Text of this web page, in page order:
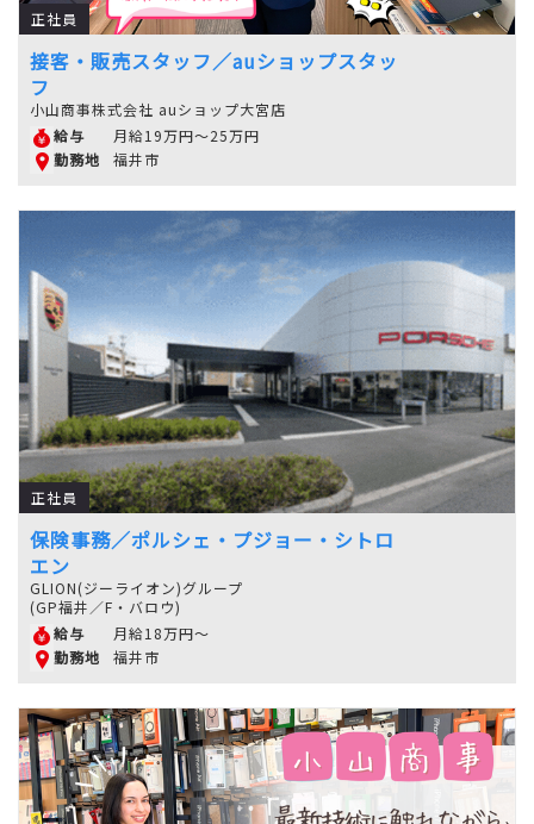
正社員
接客・販売スタッフ／auショップスタッ
フ
小山商事株式会社 auショップ大宮店
給与
月給19万円～25万円
勤務地
福井市
正社員
保険事務／ポルシェ・プジョー・シトロ
エン
GLION(ジーライオン)グループ
(GP福井／F・バロウ)
給与
月給18万円～
勤務地
福井市